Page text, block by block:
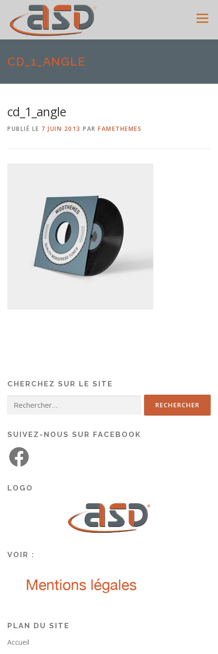
Menu
ACCUEIL SERVICES
CONTACT
CD_1_ANGLE
cd_1_angle
PUBLIÉ LE 7 JUIN 2013 PAR FAMETHEMES
CHERCHEZ SUR LE SITE
SUIVEZ-NOUS SUR FACEBOOK
LOGO
VOIR :
PLAN DU SITE
Accueil